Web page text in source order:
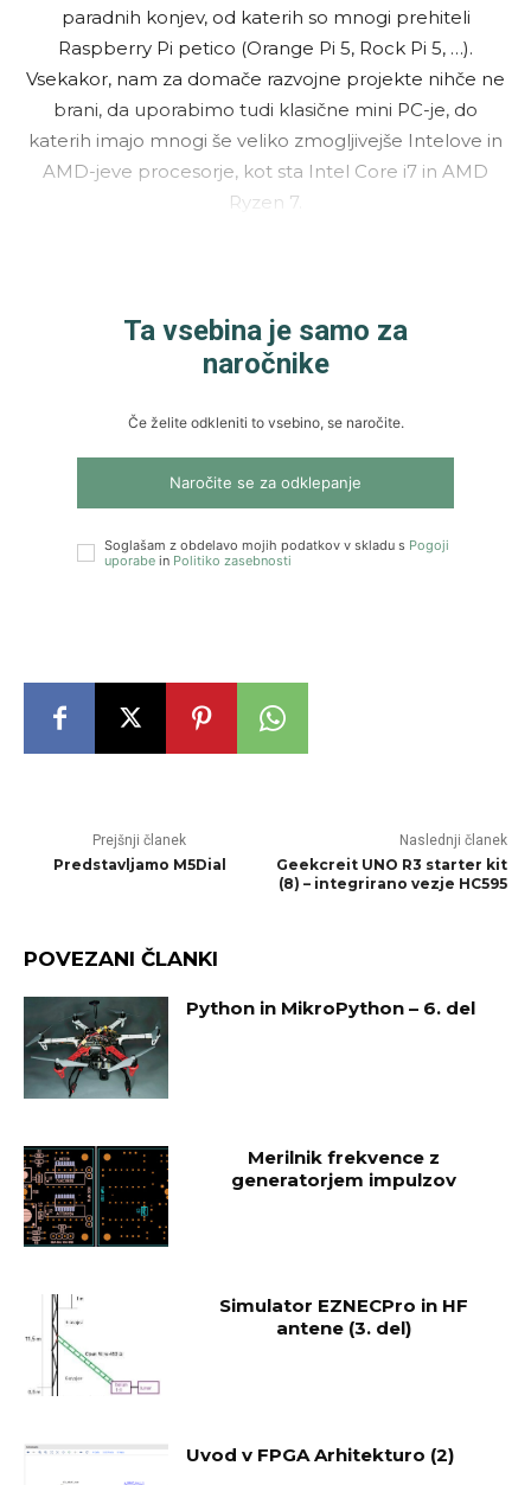
paradnih konjev, od katerih so mnogi prehiteli
Raspberry Pi petico (Orange Pi 5, Rock Pi 5, …).
Vsekakor, nam za domače razvojne projekte nihče ne
brani, da uporabimo tudi klasične mini PC-je, do
katerih imajo mnogi še veliko zmogljivejše Intelove in
AMD-jeve procesorje, kot sta Intel Core i7 in AMD
Ryzen 7.
Ta vsebina je samo za
naročnike
Če želite odkleniti to vsebino, se naročite.
Naročite se za odklepanje
Soglašam z obdelavo mojih podatkov v skladu s Pogoji
uporabe in Politiko zasebnosti
Prejšnji članek
Predstavljamo M5Dial
Naslednji članek
Geekcreit UNO R3 starter kit
(8) – integrirano vezje HC595
POVEZANI ČLANKI
Python in MikroPython – 6. del
Merilnik frekvence z
generatorjem impulzov
Simulator EZNECPro in HF
antene (3. del)
Uvod v FPGA Arhitekturo (2)